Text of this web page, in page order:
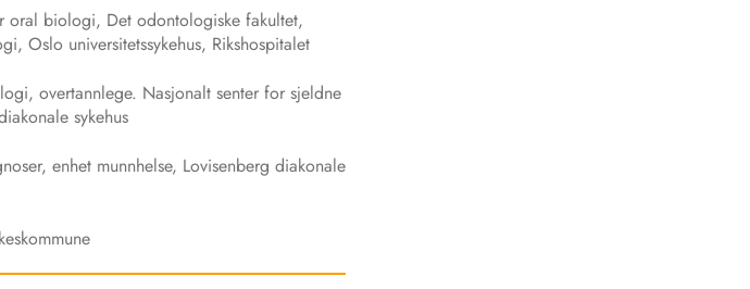
oral biologi, Det odontologiske fakultet,
Oslo universitetssykehus, Rikshospitalet
overtannlege. Nasjonalt senter for sjeldne
sykehus
enhet munnhelse, Lovisenberg diakonale